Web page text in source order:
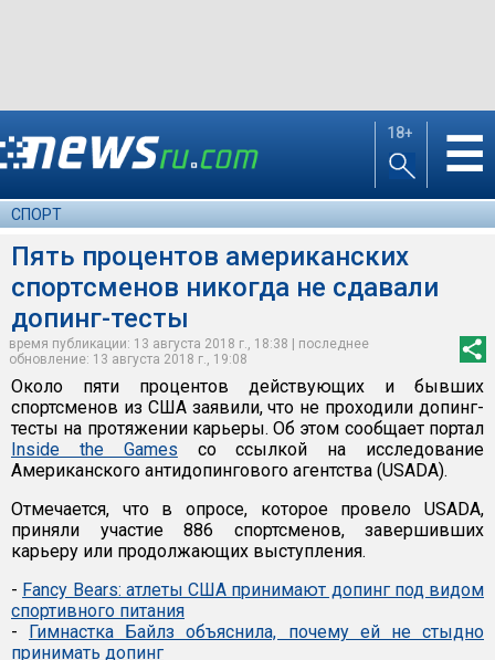
18+ ☰
СПОРТ
Пять процентов американских
спортсменов никогда не сдавали
допинг-тесты
время публикации: 13 августа 2018 г., 18:38 | последнее
обновление: 13 августа 2018 г., 19:08
Около пяти процентов действующих и бывших
спортсменов из США заявили, что не проходили допинг-
тесты на протяжении карьеры. Об этом сообщает портал
Inside the Games со ссылкой на исследование
Американского антидопингового агентства (USADA).
Отмечается, что в опросе, которое провело USADA,
приняли участие 886 спортсменов, завершивших
карьеру или продолжающих выступления.
- Fancy Bears: атлеты США принимают допинг под видом
спортивного питания
- Гимнастка Байлз объяснила, почему ей не стыдно
принимать допинг